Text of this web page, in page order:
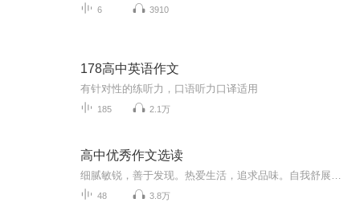
6 3910
178高中英语作文
有针对性的练听力，口语听力口译适用
185 2.1万
高中优秀作文选读
48 3.8万